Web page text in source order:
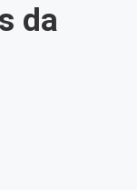
da